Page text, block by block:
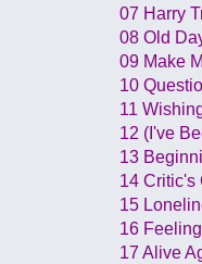
07 Harry
08 Old
09 Make
10
11
12 (I've
13
14 Critic's
15
16
17 Alive